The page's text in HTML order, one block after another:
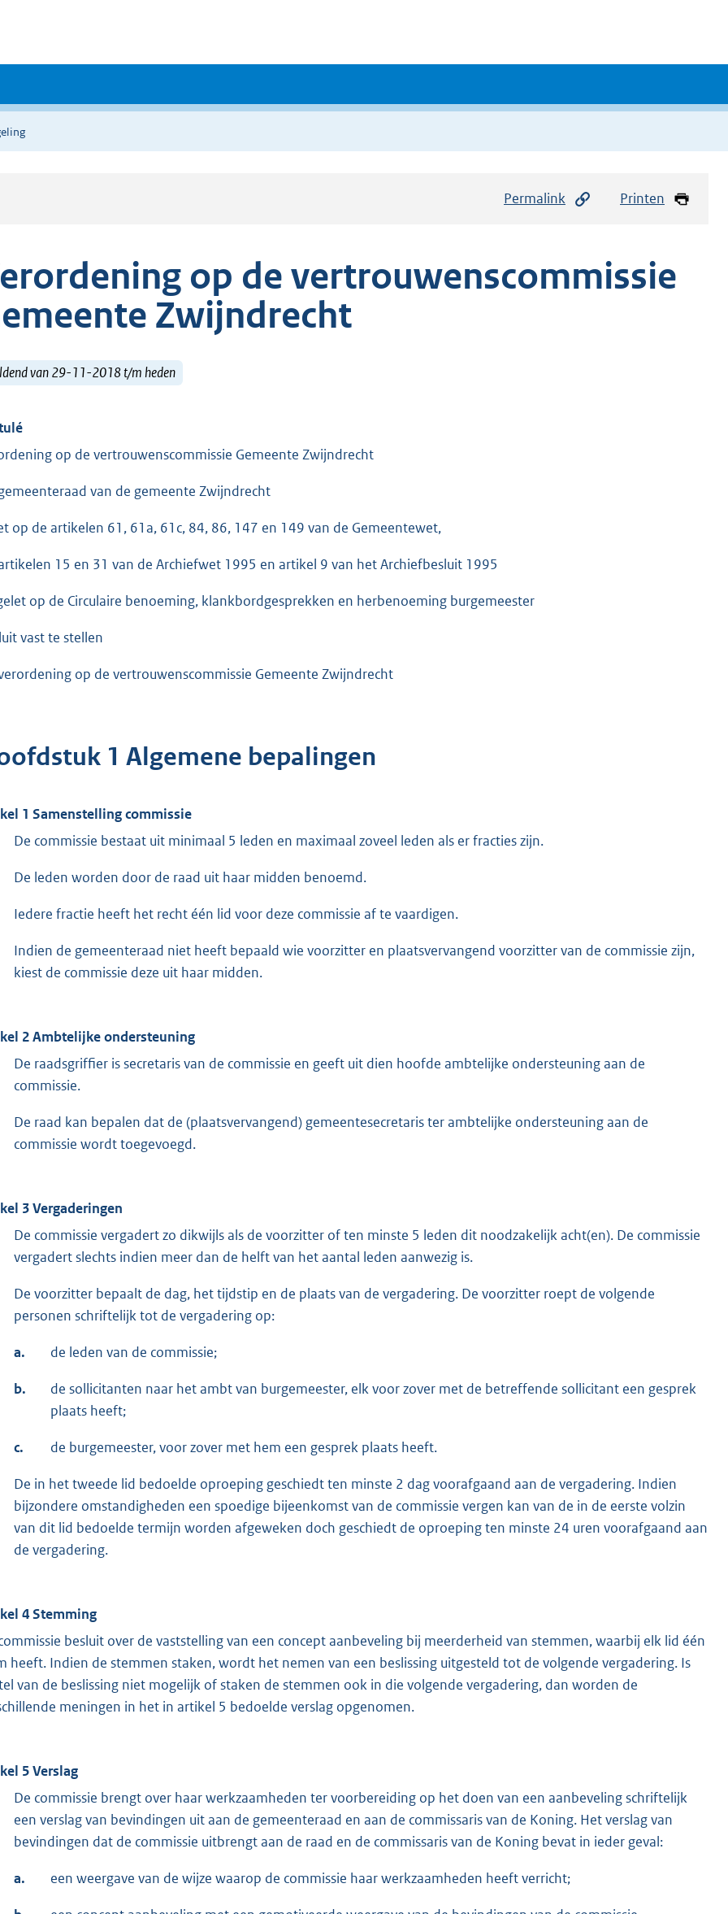
Permalink Printen
op de vertrouwenscommissie
Zwijndrecht
van 29-11-2018 t/m heden
op de vertrouwenscommissie Gemeente Zwijndrecht
van de gemeente Zwijndrecht
op de artikelen 61, 61a, 61c, 84, 86, 147 en 149 van de Gemeentewet,
15 en 31 van de Archiefwet 1995 en artikel 9 van het Archiefbesluit 1995
op de Circulaire benoeming, klankbordgesprekken en herbenoeming burgemeester
vast te stellen
op de vertrouwenscommissie Gemeente Zwijndrecht
1 Algemene bepalingen
1 Samenstelling commissie
De commissie bestaat uit minimaal 5 leden en maximaal zoveel leden als er fracties zijn.
De leden worden door de raad uit haar midden benoemd.
Iedere fractie heeft het recht één lid voor deze commissie af te vaardigen.
Indien de gemeenteraad niet heeft bepaald wie voorzitter en plaatsvervangend voorzitter van de commissie zijn,
kiest de commissie deze uit haar midden.
2 Ambtelijke ondersteuning
De raadsgriffier is secretaris van de commissie en geeft uit dien hoofde ambtelijke ondersteuning aan de
commissie.
De raad kan bepalen dat de (plaatsvervangend) gemeentesecretaris ter ambtelijke ondersteuning aan de
commissie wordt toegevoegd.
3 Vergaderingen
De commissie vergadert zo dikwijls als de voorzitter of ten minste 5 leden dit noodzakelijk acht(en). De commissie
vergadert slechts indien meer dan de helft van het aantal leden aanwezig is.
De voorzitter bepaalt de dag, het tijdstip en de plaats van de vergadering. De voorzitter roept de volgende
personen schriftelijk tot de vergadering op:
a. de leden van de commissie;
b.
de sollicitanten naar het ambt van burgemeester, elk voor zover met de betreffende sollicitant een gesprek
plaats heeft;
c. de burgemeester, voor zover met hem een gesprek plaats heeft.
De in het tweede lid bedoelde oproeping geschiedt ten minste 2 dag voorafgaand aan de vergadering. Indien
bijzondere omstandigheden een spoedige bijeenkomst van de commissie vergen kan van de in de eerste volzin
van dit lid bedoelde termijn worden afgeweken doch geschiedt de oproeping ten minste 24 uren voorafgaand aan
de vergadering.
4 Stemming
besluit over de vaststelling van een concept aanbeveling bij meerderheid van stemmen, waarbij elk lid één
heeft. Indien de stemmen staken, wordt het nemen van een beslissing uitgesteld tot de volgende vergadering. Is
van de beslissing niet mogelijk of staken de stemmen ook in die volgende vergadering, dan worden de
meningen in het in artikel 5 bedoelde verslag opgenomen.
5 Verslag
De commissie brengt over haar werkzaamheden ter voorbereiding op het doen van een aanbeveling schriftelijk
een verslag van bevindingen uit aan de gemeenteraad en aan de commissaris van de Koning. Het verslag van
bevindingen dat de commissie uitbrengt aan de raad en de commissaris van de Koning bevat in ieder geval:
a. een weergave van de wijze waarop de commissie haar werkzaamheden heeft verricht;